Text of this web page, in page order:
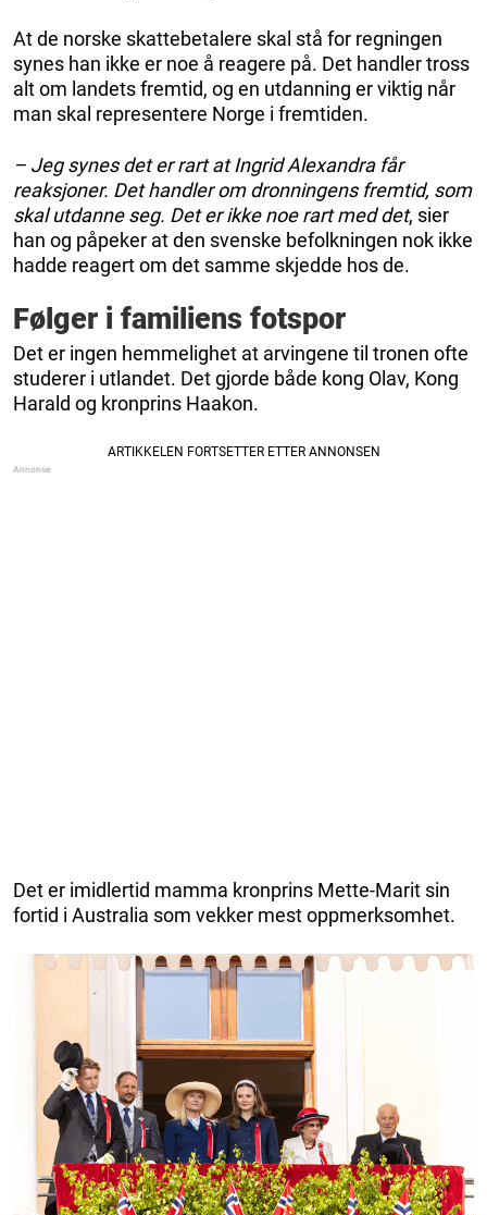
At de norske skattebetalere skal stå for regningen
synes han ikke er noe å reagere på. Det handler tross
alt om landets fremtid, og en utdanning er viktig når
man skal representere Norge i fremtiden.
– Jeg synes det er rart at Ingrid Alexandra får
reaksjoner. Det handler om dronningens fremtid, som
skal utdanne seg. Det er ikke noe rart med det, sier
han og påpeker at den svenske befolkningen nok ikke
hadde reagert om det samme skjedde hos de.
Følger i familiens fotspor
Det er ingen hemmelighet at arvingene til tronen ofte
studerer i utlandet. Det gjorde både kong Olav, Kong
Harald og kronprins Haakon.
Det er imidlertid mamma kronprins Mette-Marit sin
fortid i Australia som vekker mest oppmerksomhet.